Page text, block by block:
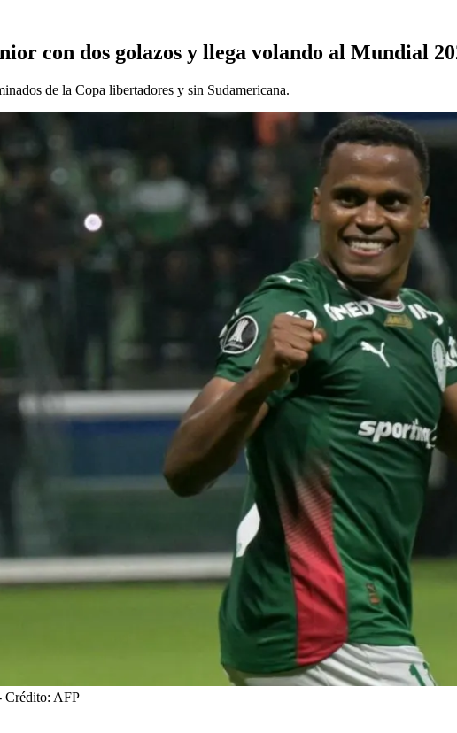
con dos golazos y llega volando al Mundial
de la Copa libertadores y sin Sudamericana.
Crédito: AFP